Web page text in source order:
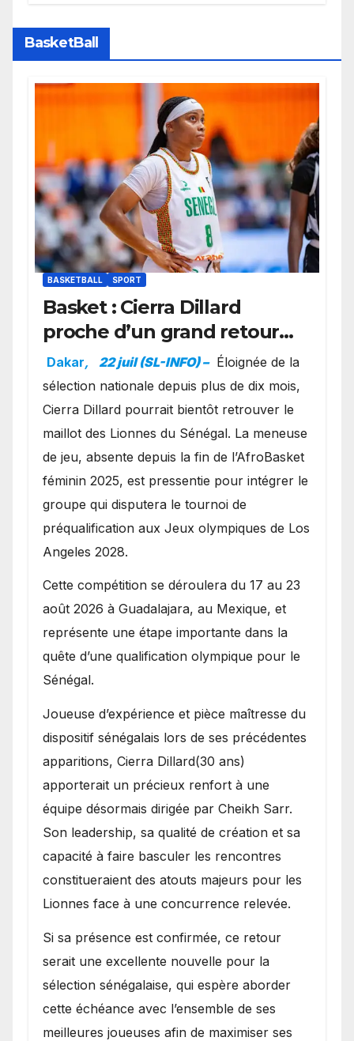
BasketBall
BASKETBALL SPORT
Basket : Cierra Dillard
proche d’un grand retour
avec les Lionnes ?
Dakar, 22 juil (SL-INFO) – Éloignée de la
sélection nationale depuis plus de dix mois,
Cierra Dillard pourrait bientôt retrouver le
maillot des Lionnes du Sénégal. La meneuse
de jeu, absente depuis la fin de l’AfroBasket
féminin 2025, est pressentie pour intégrer le
groupe qui disputera le tournoi de
préqualification aux Jeux olympiques de Los
Angeles 2028.
Cette compétition se déroulera du 17 au 23
août 2026 à Guadalajara, au Mexique, et
représente une étape importante dans la
quête d’une qualification olympique pour le
Sénégal.
Joueuse d’expérience et pièce maîtresse du
dispositif sénégalais lors de ses précédentes
apparitions, Cierra Dillard(30 ans)
apporterait un précieux renfort à une
équipe désormais dirigée par Cheikh Sarr.
Son leadership, sa qualité de création et sa
capacité à faire basculer les rencontres
constitueraient des atouts majeurs pour les
Lionnes face à une concurrence relevée.
Si sa présence est confirmée, ce retour
serait une excellente nouvelle pour la
sélection sénégalaise, qui espère aborder
cette échéance avec l’ensemble de ses
meilleures joueuses afin de maximiser ses